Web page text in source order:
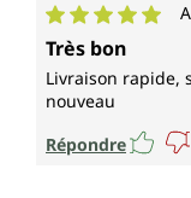
Note moyenne
Très bon
Livraison rapide,
nouveau
Répondre